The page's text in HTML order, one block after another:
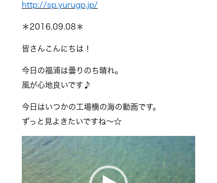
http://sp.yurugp.jp/
＊2016.09.08＊
皆さんこんにちは！
今日の福浦は曇りのち晴れ。
風が心地良いです♪
今日はいつかの工場横の海の動画です。
ずっと見よきたいですね～☆
動
画
プ